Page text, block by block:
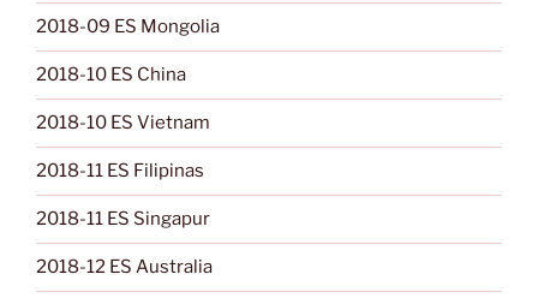
2018-09 ES Mongolia
2018-10 ES China
2018-10 ES Vietnam
2018-11 ES Filipinas
2018-11 ES Singapur
2018-12 ES Australia